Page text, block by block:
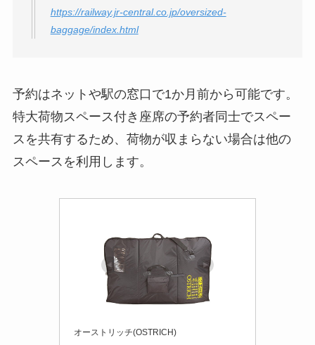
https://railway.jr-central.co.jp/oversized-
baggage/index.html
予約はネットや駅の窓口で1か月前から可能です。
特大荷物スペース付き座席の予約者同士でスペー
スを共有するため、荷物が収まらない場合は他の
スペースを利用します。
オーストリッチ(OSTRICH)